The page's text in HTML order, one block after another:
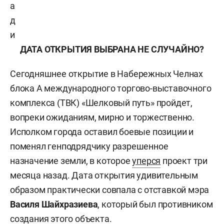
а
д
и
ДАТА ОТКРЫТИЯ ВЫБРАНА НЕ СЛУЧАЙНО?
Сегодняшнее открытие в Набережных Челнах
блока А международного торгово-выставочного
комплекса (ТВК) «Шелковый путь» пройдет,
вопреки ожиданиям, мирно и торжественно.
Исполком города оставил боевые позиции и
поменял генподрядчику разрешенное
назначение земли, в котороеуперся проект три
месяца назад. Дата открытия удивительным
образом практически совпала с отставкой мэра
Василя Шайхразиева, который был противником
создания этого объекта.